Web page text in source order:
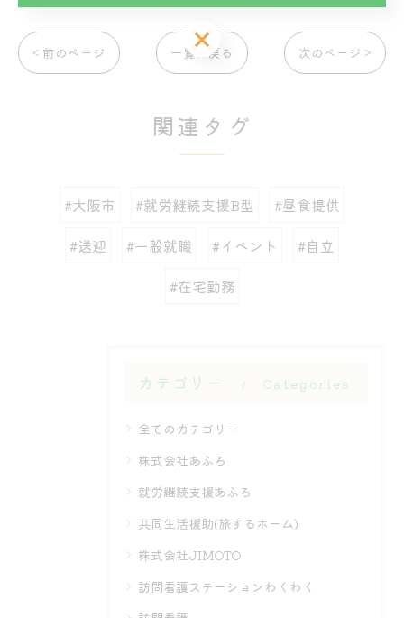
< 前のページ 一覧に戻る 次のページ >
関連タグ
#大阪市 #就労継続支援B型
#昼食提供
#送迎
#一般就職 #イベント
#自立
#在宅勤務
カテゴリー Categories
全てのカテゴリー
株式会社あふろ
就労継続支援あふろ
共同生活援助(旅するホーム)
株式会社JIMOTO
訪問看護ステーションわくわく
お問い合わせはこちら